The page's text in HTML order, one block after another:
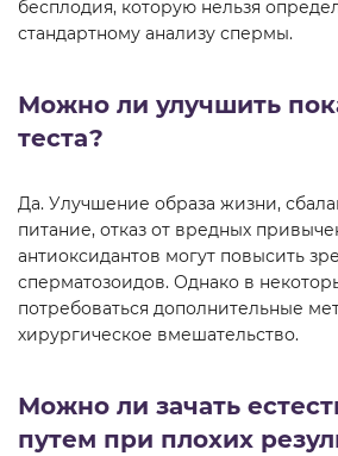
бесплодия, которую нельзя
стандартному анализу спермы.
Можно ли улучшить
теста?
Да. Улучшение образа жизни,
питание, отказ от вредных
антиоксидантов могут повысить
сперматозоидов. Однако в
потребоваться дополнительные
хирургическое вмешательство.
Можно ли зачать
путем при плохих